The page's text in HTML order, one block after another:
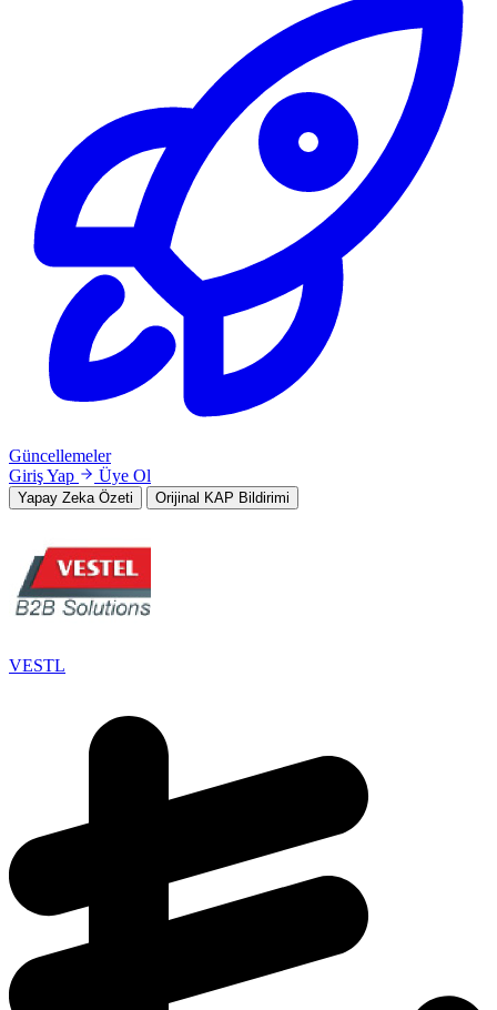
Güncellemeler
Giriş Yap
Üye Ol
Yapay Zeka Özeti Orijinal KAP Bildirimi
VESTL